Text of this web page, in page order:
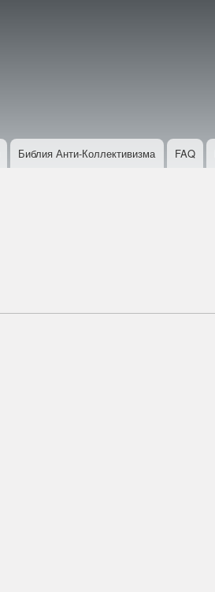
Библия Анти-Коллективизма FAQ